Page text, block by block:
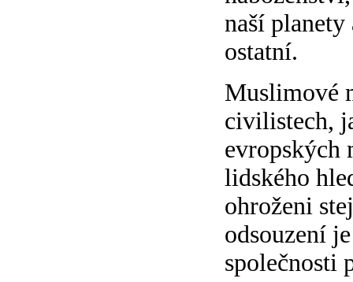
naší
ostatní.
Muslimové
civilistech,
evropských
lidského
ohroženi
odsouzení
společnosti